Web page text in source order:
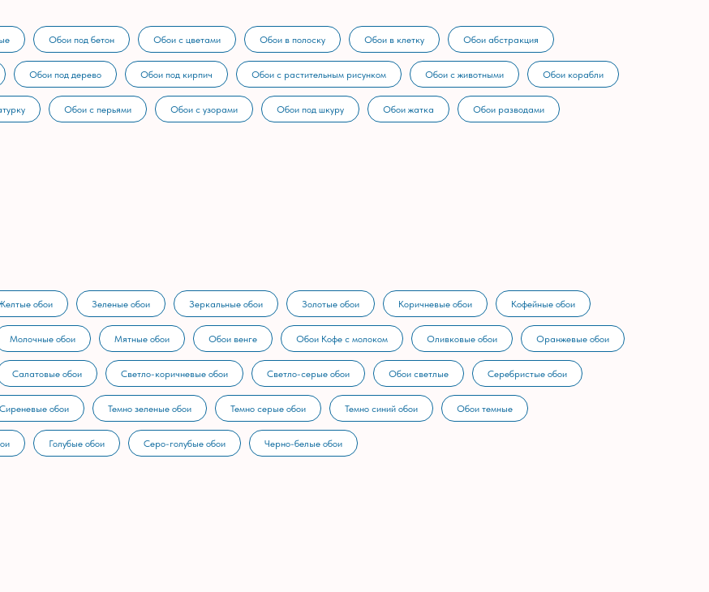
Обои под бетон Обои с цветами Обои в полоску Обои в клетку Обои абстракция
Обои под дерево Обои под кирпич Обои с растительным рисунком Обои с животными Обои корабли
Обои с перьями Обои с узорами Обои под шкуру Обои жатка Обои разводами
обои Зеленые обои Зеркальные обои Золотые обои Коричневые обои Кофейные обои
Молочные обои Мятные обои Обои венге Обои Кофе с молоком Оливковые обои Оранжевые обои
Салатовые обои Светло-коричневые обои Светло-серые обои Обои светлые Серебристые обои
Сиреневые обои Темно зеленые обои Темно серые обои Темно синий обои Обои темные
Голубые обои Серо-голубые обои Черно-белые обои